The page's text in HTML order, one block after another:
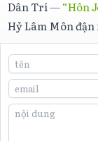
Dân Trí—“Hôn
Hỷ Lâm Môn đận